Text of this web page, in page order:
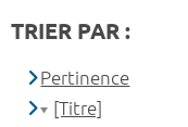
TRIER PAR :
Pertinence
[Titre]